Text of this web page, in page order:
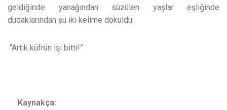
geldiğinde yanağından süzülen yaşlar eşliğinde
dudaklarından şu iki kelime döküldü:
“Artık küfrün işi bitti!”
Kaynakça: